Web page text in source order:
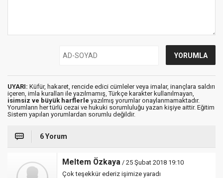
UYARI: Küfür, hakaret, rencide edici cümleler veya imalar, inançlara saldırı
içeren, imla kuralları ile yazılmamış, Türkçe karakter kullanılmayan,
isimsiz ve büyük harflerle yazılmış yorumlar onaylanmamaktadır.
Yorumların her türlü cezai ve hukuki sorumluluğu yazan kişiye aittir. Eğitim
Sistem yapılan yorumlardan sorumlu değildir.
6 Yorum
Meltem Özkaya / 25 Şubat 2018 19:10
Çok teşekkür ederiz işimize yaradı